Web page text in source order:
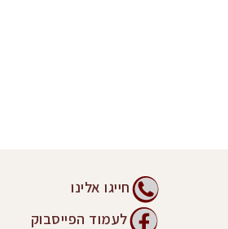
חייגו אלינו
לעמוד הפייסבוק